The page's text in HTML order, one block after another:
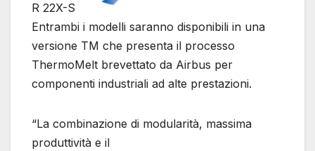
R 22X-S
Entrambi i modelli saranno disponibili in una
versione TM che presenta il processo
ThermoMelt brevettato da Airbus per
componenti industriali ad alte prestazioni.
“La combinazione di modularità, massima
produttività e il